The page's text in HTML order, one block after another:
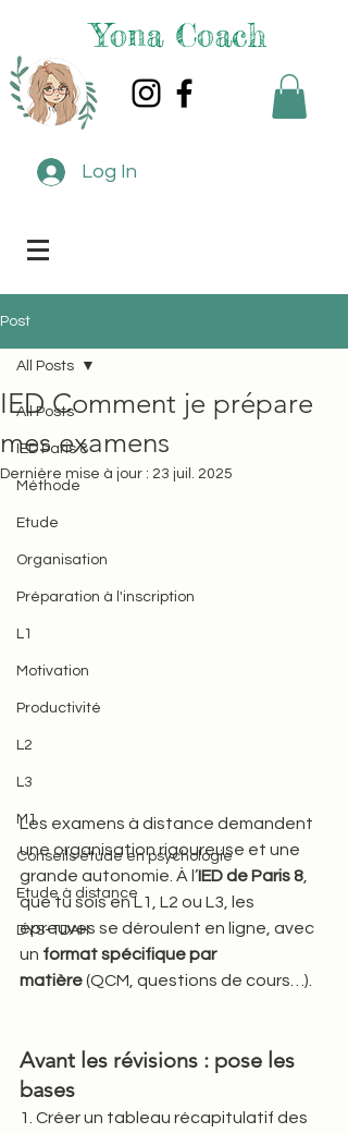
Yona Coach
Log In
Post
All Posts
IED Paris 8
Méthode
Etude
Organisation
Préparation à l'inscription
L1
Motivation
Productivité
L2
L3
M1
Conseils étude en psychologie
Etude à distance
DYS-TDAH
All Posts
IED Comment je prépare
mes examens
Dernière mise à jour : 23 juil. 2025
Les examens à distance demandent
une organisation rigoureuse et une
grande autonomie. À l’IED de Paris 8
que tu sois en L1, L2 ou L3, les
épreuves se déroulent en ligne, avec
un format spécifique par
matière (QCM, questions de cours…).
Avant les révisions : pose les
bases
1. Créer un tableau récapitulatif des